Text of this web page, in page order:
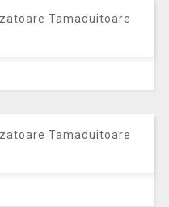
Tamaduitoare
Tamaduitoare